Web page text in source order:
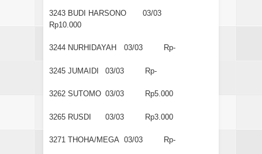
3243 BUDI HARSONO
03/03
Rp10.000
3244 NURHIDAYAH 03/03 Rp-
3245 JUMAIDI 03/03 Rp-
3262 SUTOMO 03/03 Rp5.000
3265 RUSDI 03/03 Rp3.000
3271 THOHA/MEGA 03/03 Rp-